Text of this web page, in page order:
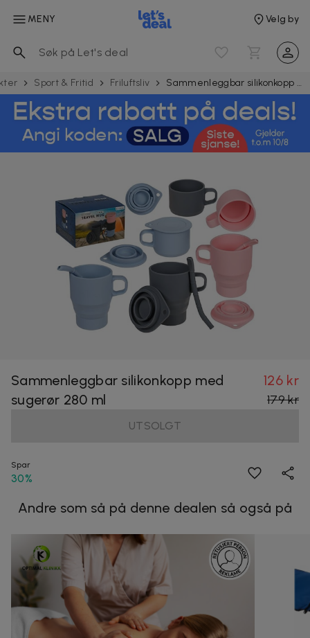
MENY Velg by
Sport & Fritid Friluftsliv Sammenleggbar silikonkopp med sugerør 280 ml
Sammenleggbar silikonkopp med
sugerør 280 ml
126 kr
179 kr
UTSOLGT
Spar
30%
Andre som så på denne dealen så også på